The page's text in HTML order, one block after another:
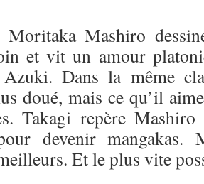
Mashiro
et vit un amour
Dans la même
doué, mais ce qu’il
Takagi repère
devenir
Et le plus vite